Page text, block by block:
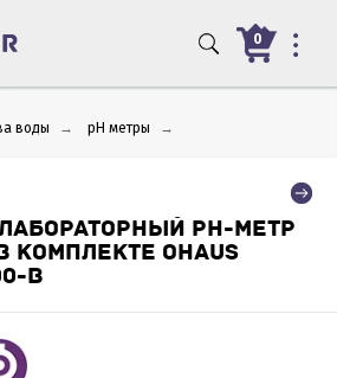
0
воды → pH метры →
PH-МЕТР
КОМПЛЕКТЕ OHAUS
B